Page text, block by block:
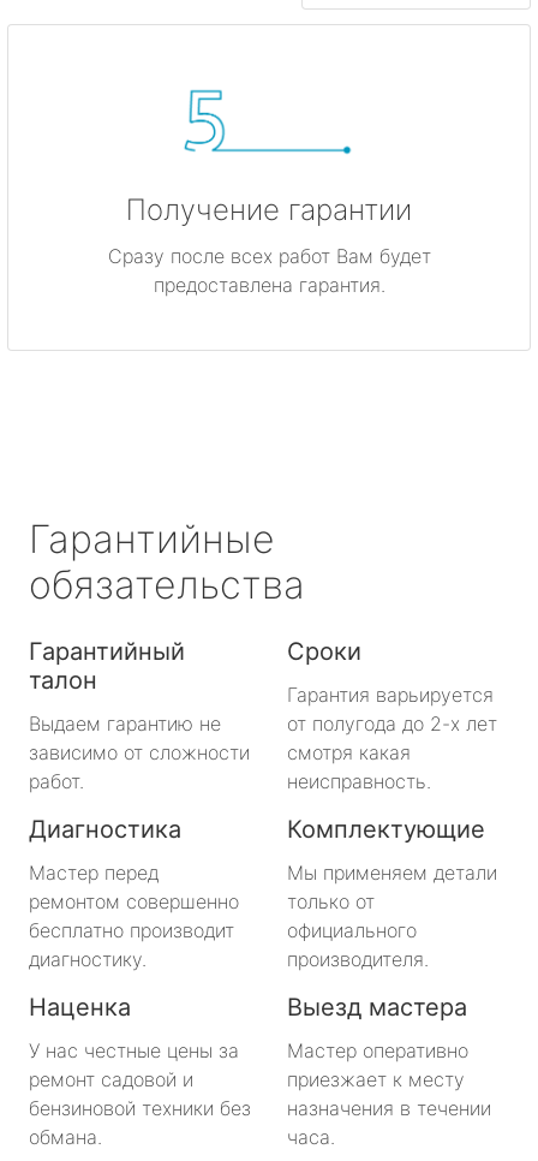
Получение гарантии
Сразу после всех работ Вам будет
предоставлена гарантия.
Гарантийные
обязательства
Гарантийный
талон
Выдаем гарантию не
зависимо от сложности
работ.
Сроки
Гарантия варьируется
от полугода до 2-х лет
смотря какая
неисправность.
Диагностика
Мастер перед
ремонтом совершенно
бесплатно производит
диагностику.
Комплектующие
Мы применяем детали
только от
официального
производителя.
Наценка
У нас честные цены за
ремонт садовой и
бензиновой техники без
обмана.
Выезд мастера
Мастер оперативно
приезжает к месту
назначения в течении
часа.